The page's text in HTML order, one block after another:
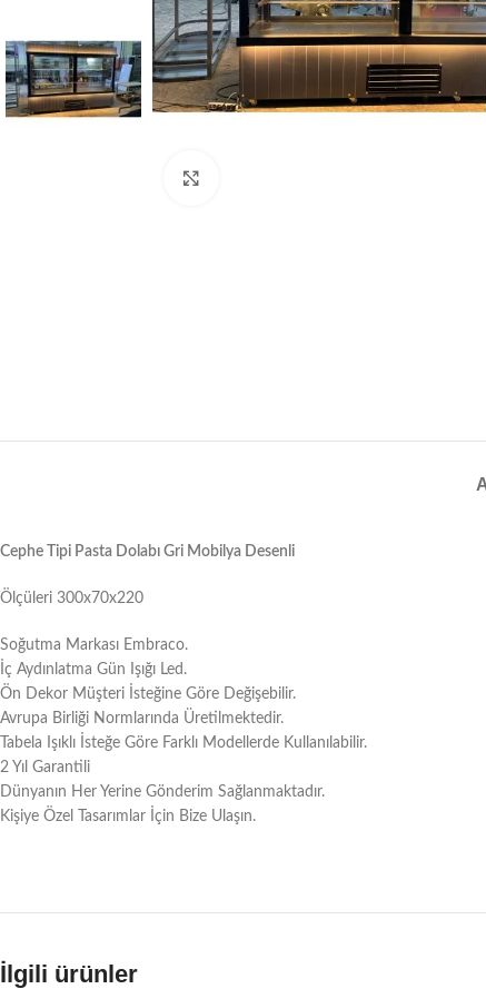
Cephe Tipi Pasta Dolabı Gri Mobilya Desenli
Ölçüleri 300x70x220
Soğutma Markası Embraco.
İç Aydınlatma Gün Işığı Led.
Ön Dekor Müşteri İsteğine Göre Değişebilir.
Avrupa Birliği Normlarında Üretilmektedir.
Tabela Işıklı İsteğe Göre Farklı Modellerde Kullanılabilir.
2 Yıl Garantili
Dünyanın Her Yerine Gönderim Sağlanmaktadır.
Kişiye Özel Tasarımlar İçin Bize Ulaşın.
İlgili ürünler